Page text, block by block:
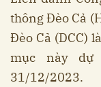
thông Đèo Cả
Đèo Cả (DCC)
mục này dự
31/12/2023.